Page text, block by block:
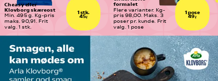
1 stk.
45,-
Cheasy eller
Klovborg skæreost
Min. 495 g. Kg-pris
maks. 90,91. Frit
valg. 1 stk.
1 pose
49,-
formalet
Flere varianter. Kg-
pris 98,00. Maks. 3
poser pr. kunde. Frit
valg. 1 pose